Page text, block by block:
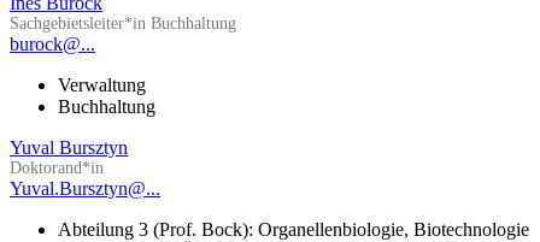
Sachgebietsleiter*in Buchhaltung
burock@...
Verwaltung
Buchhaltung
Yuval Bursztyn
Doktorand*in
Yuval.Bursztyn@...
Abteilung 3 (Prof. Bock): Organellenbiologie, Biotechnologie